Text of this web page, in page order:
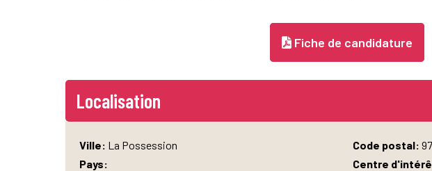
Fiche de candidature
Localisation
Ville: La Possession
Pays:
Code postal:
Centre